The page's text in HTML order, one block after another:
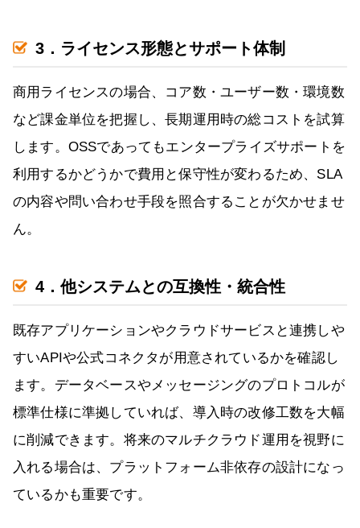
3．ライセンス形態とサポート体制
商用ライセンスの場合、コア数・ユーザー数・環境数
など課金単位を把握し、長期運用時の総コストを試算
します。OSSであってもエンタープライズサポートを
利用するかどうかで費用と保守性が変わるため、SLA
の内容や問い合わせ手段を照合することが欠かせませ
ん。
4．他システムとの互換性・統合性
既存アプリケーションやクラウドサービスと連携しや
すいAPIや公式コネクタが用意されているかを確認し
ます。データベースやメッセージングのプロトコルが
標準仕様に準拠していれば、導入時の改修工数を大幅
に削減できます。将来のマルチクラウド運用を視野に
入れる場合は、プラットフォーム非依存の設計になっ
ているかも重要です。